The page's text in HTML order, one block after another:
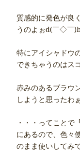
質感的に発色が良
うのよぉd(￣◇￣
特にアイシャドウ
できちゃうのはス
赤みのあるブラウ
しようと思ったわ
・・・ってことで
にあるので、色々
のまま使いしてみ